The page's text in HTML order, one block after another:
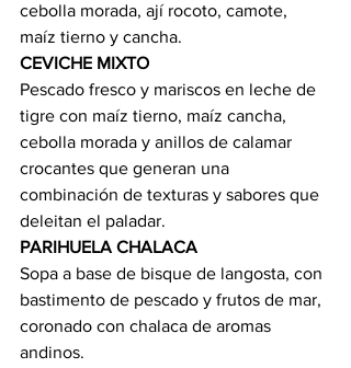
cebolla morada, ají rocoto, camote,
maíz tierno y cancha.
CEVICHE MIXTO
Pescado fresco y mariscos en leche de
tigre con maíz tierno, maíz cancha,
cebolla morada y anillos de calamar
crocantes que generan una
combinación de texturas y sabores que
deleitan el paladar.
PARIHUELA CHALACA
Sopa a base de bisque de langosta, con
bastimento de pescado y frutos de mar,
coronado con chalaca de aromas
andinos.